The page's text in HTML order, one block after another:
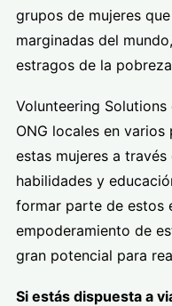
grupos de mujeres
marginadas del
estragos de la
Volunteering
ONG locales en
estas mujeres a
habilidades y
formar parte de estos
empoderamiento de
gran potencial para
Si estás dispuesta a